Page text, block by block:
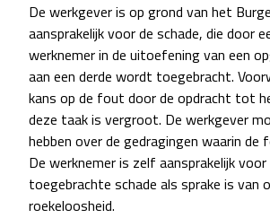
De werkgever is op grond van het
aansprakelijk voor de schade, die door
werknemer in de uitoefening van een
aan een derde wordt toegebracht.
kans op de fout door de opdracht tot
deze taak is vergroot. De werkgever
hebben over de gedragingen waarin de
De werknemer is zelf aansprakelijk
toegebrachte schade als sprake is
roekeloosheid.